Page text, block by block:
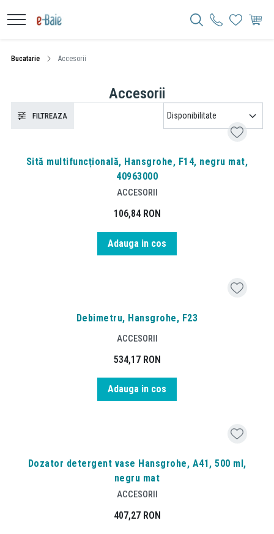
Bucatarie Accesorii
Accesorii
FILTREAZA
Sită multifuncțională, Hansgrohe, F14, negru mat,
40963000
ACCESORII
106,84 RON
Adauga in cos
Debimetru, Hansgrohe, F23
ACCESORII
534,17 RON
Adauga in cos
Dozator detergent vase Hansgrohe, A41, 500 ml,
negru mat
ACCESORII
407,27 RON